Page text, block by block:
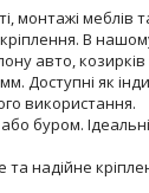
меблів
В
авто, козирків
як
використання.
буром.
надійне